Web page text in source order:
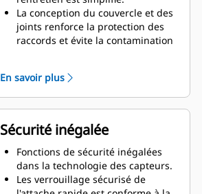
remplacement d'outil.
Les flexibles à cheminement
interne dans le support et l'attache
utilisent moins de flexibles
globaux en termes de flexibles et
La conception du couvercle et des
joints renforce la protection des
raccords et évite la contamination
déconnexions rapides crée le
meilleur support pour le raccord
des attaches.
Les raccords de déconnexion
rapide sont installés dans le même
sens que la force de blocage avec
une bride solide pour garantir un
solide serrage. Aucune bague ou
En savoir plus
Sécurité inégalée
Fonctions de sécurité inégalées
dans la technologie des capteurs.
Les verrouillage sécurisé de